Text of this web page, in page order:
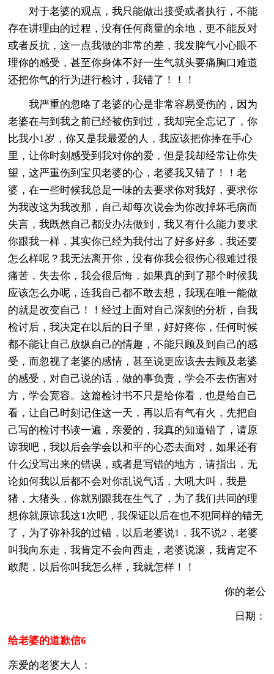
对于老婆的观点，我只能做出接受或者执行，不能
存在讲理由的过程，没有任何商量的余地，更不能反对
或者反抗，这一点我做的非常的差，我发脾气小心眼不
理你的感受，甚至你身体不好一生气就头要痛胸口难道
还把你气的行为进行检讨，我错了！！！
我严重的忽略了老婆的心是非常容易受伤的，因为
老婆在与到我之前已经被伤到过，我却完全忘记了，你
比我小1岁，你又是我最爱的人，我应该把你捧在手心
里，让你时刻感受到我对你的爱，但是我却经常让你失
望，这严重伤到宝贝老婆的心，老婆我又错了！！老
婆，在一些时候我总是一味的去要求你对我好，要求你
为我改这为我改那，自己却每次说会为你改掉坏毛病而
失言，我既然自己都没办法做到，我又有什么能力要求
你跟我一样，其实你已经为我付出了好多好多，我还要
怎么样呢？我无法离开你，没有你我会很伤心很难过很
痛苦，失去你，我会很后悔，如果真的到了那个时候我
应该怎么办呢，连我自己都不敢去想，我现在唯一能做
的就是改变自己！！经过上面对自己深刻的分析，自我
检讨后，我决定在以后的日子里，好好疼你，任何时候
都不能让自己放纵自己的情趣，不能只顾及到自己的感
受，而忽视了老婆的感情，甚至说更应该去去顾及老婆
的感受，对自己说的话，做的事负责，学会不去伤害对
方，学会宽容。这篇检讨书不只是给你看，也是给自己
看，让自己时刻记住这一天，再以后有气有火，先把自
己写的检讨书读一遍，亲爱的，我真的知道错了，请原
谅我吧，我以后会学会以和平的心态去面对，如果还有
什么没写出来的错误，或者是写错的地方，请指出，无
论如何我以后都不会对你乱说气话，大吼大叫，我是
猪，大猪头，你就别跟我在生气了，为了我们共同的理
想你就原谅我这1次吧，我保证以后在也不犯同样的错无
了，为了弥补我的过错，以后老婆说1，我不说2，老婆
叫我向东走，我肯定不会向西走，老婆说滚，我肯定不
敢爬，以后你叫我怎么样，我就怎样！！
你的老公
日期：
给老婆的道歉信6
亲爱的老婆大人：